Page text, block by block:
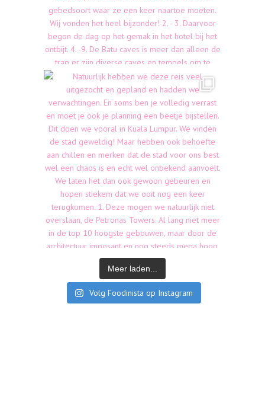
Meer laden...
Volg Foodinista op Instagram